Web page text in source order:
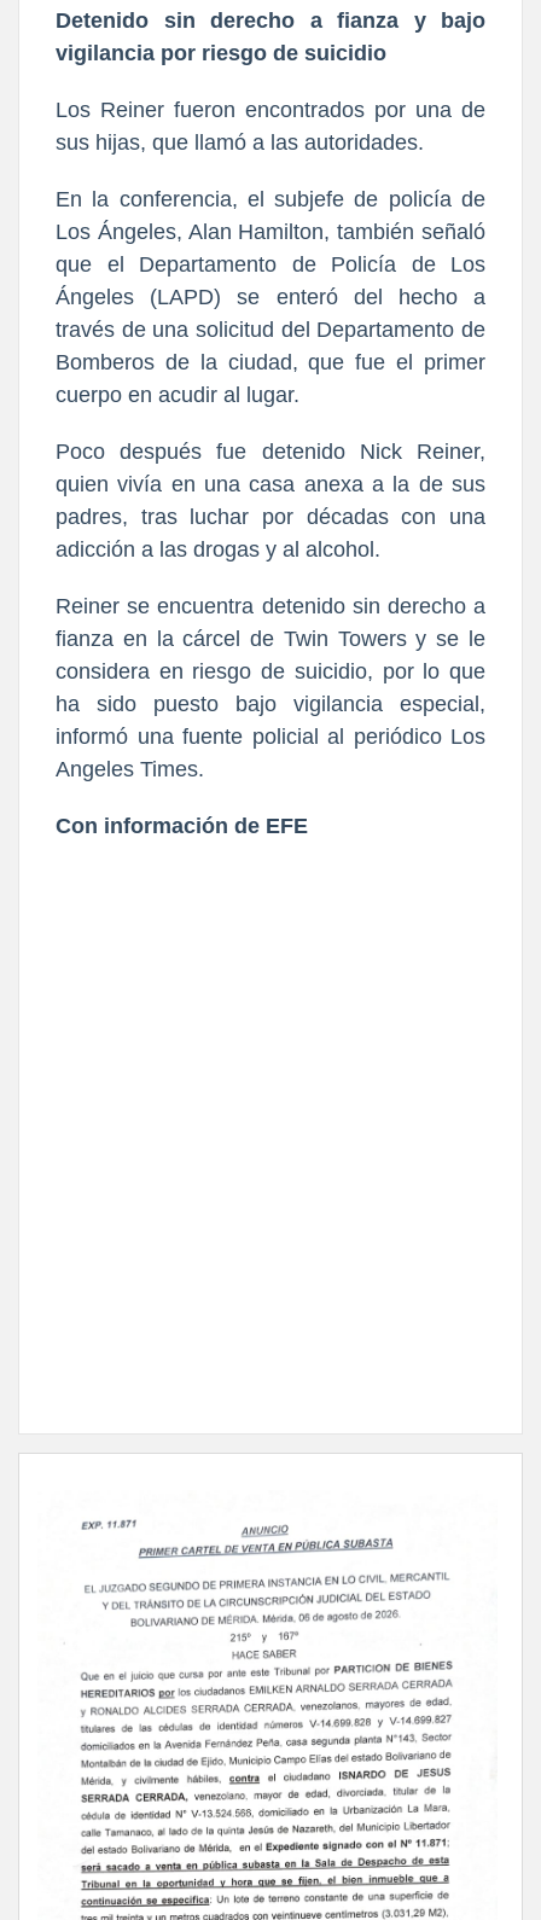
Detenido sin derecho a fianza y bajo
vigilancia por riesgo de suicidio
Los Reiner fueron encontrados por una de
sus hijas, que llamó a las autoridades.
En la conferencia, el subjefe de policía de
Los Ángeles, Alan Hamilton, también señaló
que el Departamento de Policía de Los
Ángeles (LAPD) se enteró del hecho a
través de una solicitud del Departamento de
Bomberos de la ciudad, que fue el primer
cuerpo en acudir al lugar.
Poco después fue detenido Nick Reiner,
quien vivía en una casa anexa a la de sus
padres, tras luchar por décadas con una
adicción a las drogas y al alcohol.
Reiner se encuentra detenido sin derecho a
fianza en la cárcel de Twin Towers y se le
considera en riesgo de suicidio, por lo que
ha sido puesto bajo vigilancia especial,
informó una fuente policial al periódico Los
Angeles Times.
Con información de EFE